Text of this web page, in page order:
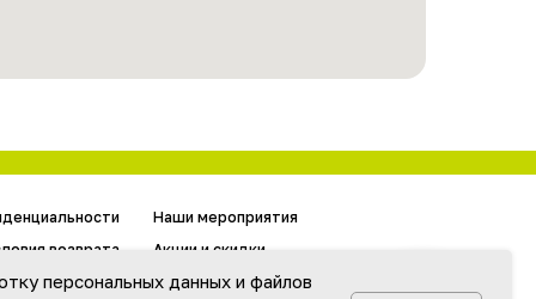
персональных данных и файлов